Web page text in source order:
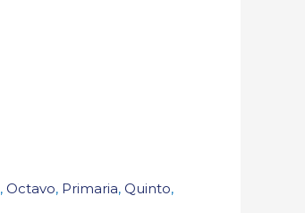
, Octavo, Primaria, Quinto,